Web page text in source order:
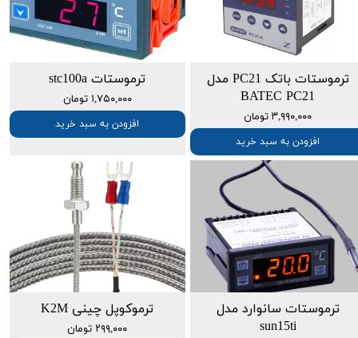
ترموستات باتک PC21 مدل
BATEC PC21
۳,۹۹۰,۰۰۰ تومان
افزودن به سبد خرید
ترموستات stc100a
۱,۷۵۰,۰۰۰ تومان
افزودن به سبد خرید
ترموستات سانوارد مدل
sun15ti
ترموکوپل چینی K2M
۲۹۹,۰۰۰ تومان